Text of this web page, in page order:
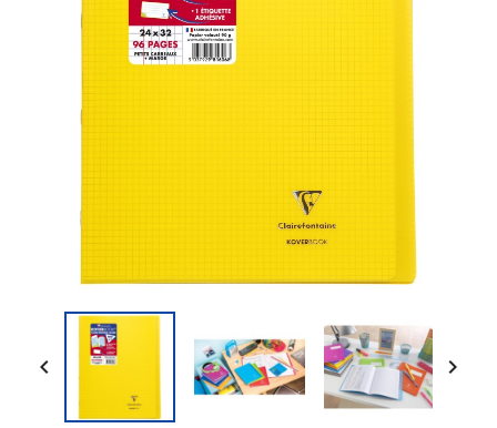
 